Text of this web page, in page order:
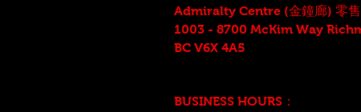
Admiralty Centre (金鐘廊) 零
1003 - 8700 McKim Way
BC V6X 4A5
BUSINESS HOURS：